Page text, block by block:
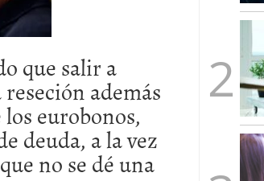
3 de octubre de 2025
que salir a
además
eurobonos,
deuda, a la vez
no se dé una